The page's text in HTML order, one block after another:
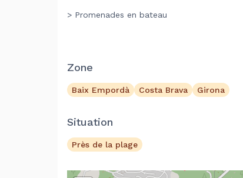
> Promenades en bateau
Zone
Baix Empordà Costa Brava Girona
Situation
Près de la plage